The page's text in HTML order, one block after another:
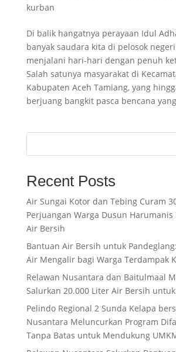
kurban
Di balik hangatnya perayaan Idul
banyak saudara kita di pelosok
menjalani hari-hari dengan penuh
Salah satunya masyarakat di
Kabupaten Aceh Tamiang, yang
berjuang bangkit pasca bencana
Recent Posts
Air Sungai Kotor dan Tebing Curam
Perjuangan Warga Dusun Harumanis
Air Bersih
Bantuan Air Bersih untuk
Air Mengalir bagi Warga Terdampak
Relawan Nusantara dan Baitulmaal
Salurkan 20.000 Liter Air Bersih
Pelindo Regional 2 Sunda Kelapa
Nusantara Meluncurkan Program
Tanpa Batas untuk Mendukung